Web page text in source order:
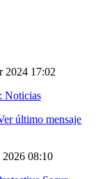
2024 17:02
Noticias
2026 08:10